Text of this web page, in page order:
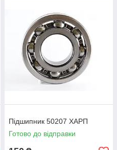
Підшипник 50207 ХАРП
Готово до відправки